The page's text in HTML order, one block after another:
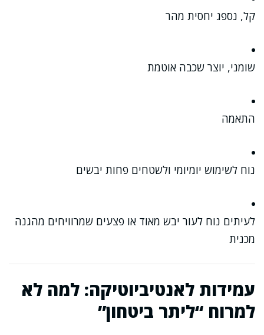
קל, נספג יחסית מהר
שומני, יוצר שכבה אוטמת
התאמה
נוח לשימוש יומיומי ולשטחים פחות יבשים
לעיתים נוח לעור יבש מאוד או פצעים שמרוויחים מהגנה
מכנית
עמידות לאנטיביוטיקה: למה לא
למרוח “ליתר ביטחון”